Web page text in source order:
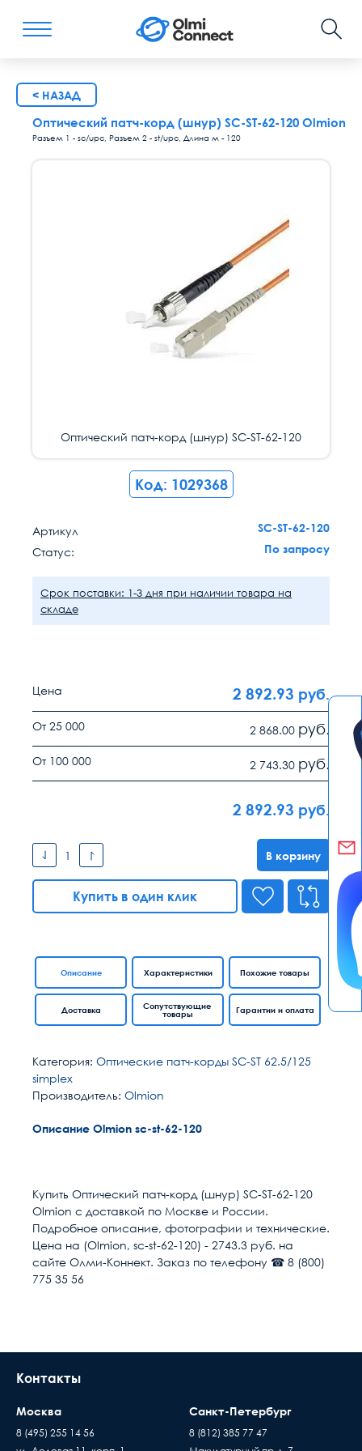
< НАЗАД
Оптический патч-корд (шнур) SC-ST-62-120 Olmion
Разъем 1 - sc/upc, Разъем 2 - st/upc, Длина м - 120
Оптический патч-корд (шнур) SC-ST-62-120
Код: 1029368
Артикул
SC-ST-62-120
Статус:
По запросу
Срок поставки: 1-3 дня при наличии товара на
складе
Цена 2 892.93 руб.
От 25 000 2 868.00 руб.
От 100 000 2 743.30 руб.
2 892.93 руб.
В корзину
Купить в один клик
Описание Характеристики
Доставка
Похожие товары
Сопутствующие
товары
Гарантии и оплата
Категория: Оптические патч-корды SC-ST 62.5/125
simplex
Производитель: Olmion
Описание Olmion sc-st-62-120
Разъем 1 SC/UPC
Разъем 2 ST/UPC
Длина м 120
Направление канала
Тип волокна MM 62.5/125 (OM1)
Условия доставки
Доставка осуществляется в течении 2-4
рабочих дней после поступления оплаты на
наш расчётный счёт
до подъезда или места куда может подъехать
происходит силами заказчика
Время ожидания водителя при доставке
Купить Оптический патч-корд (шнур) SC-ST-62-120
Olmion с доставкой по Москве и России.
Подробное описание, фотографии и технические.
Цена на (Olmion, sc-st-62-120) - 2743.3 руб. на
сайте Олми-Коннект. Заказ по телефону ☎ 8 (800)
775 35 56
Контакты
Москва
8 (495) 255 14 56
Санкт-Петербург
8 (812) 385 77 47